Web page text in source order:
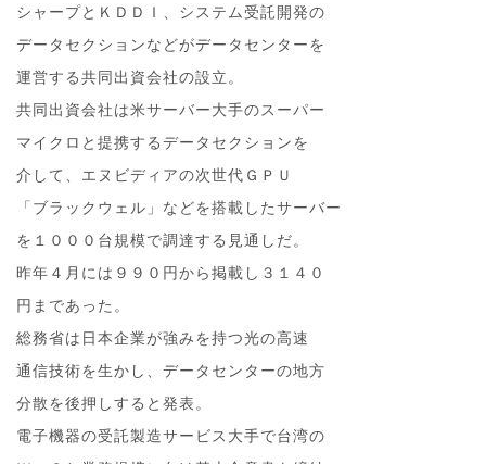
シャープとＫＤＤＩ、システム受託開発の
データセクションなどがデータセンターを
運営する共同出資会社の設立。
共同出資会社は米サーバー大手のスーパー
マイクロと提携するデータセクションを
介して、エヌビディアの次世代ＧＰＵ
「ブラックウェル」などを搭載したサーバー
を１０００台規模で調達する見通しだ。
昨年４月には９９０円から掲載し３１４０
円まであった。
総務省は日本企業が強みを持つ光の高速
通信技術を生かし、データセンターの地方
分散を後押しすると発表。
電子機器の受託製造サービス大手で台湾の